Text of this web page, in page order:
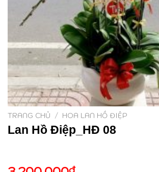
TRANG CHỦ / HOA LAN HỒ ĐIỆP
Lan Hồ Điệp_HĐ 08
₫